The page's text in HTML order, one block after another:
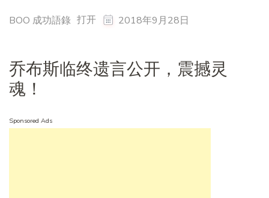
BOO 成功語錄 打开 2018年9月28日
乔布斯临终遗言公开，震撼灵
魂！
Sponsored Ads